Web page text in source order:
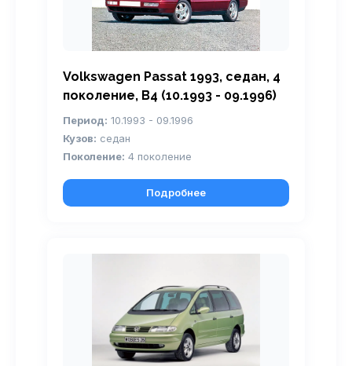
Volkswagen Passat 1993, седан, 4
поколение, B4 (10.1993 - 09.1996)
Период: 10.1993 - 09.1996
Кузов: седан
Поколение: 4 поколение
Подробнее